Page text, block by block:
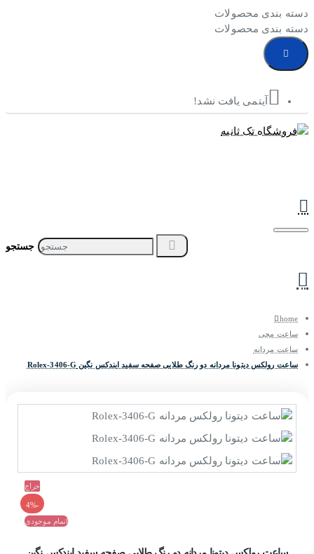
دسته بندی محصولات
دسته بندی محصولات
آیتمی یافت نشد!
home
ساعت مچی
ساعت مردانه
ساعت رولکس دیتونا مردانه دو رنگ طلایی صفحه سفید ایندکس نگین Rolex-3406-G
حراج
-4%
اتمام موجودی